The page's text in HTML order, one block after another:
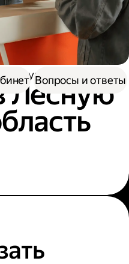
Лесную Поляну
Лесную
Вопросы и ответы